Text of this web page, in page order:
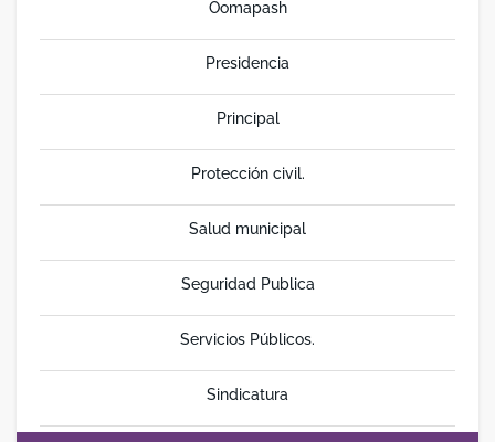
Oomapash
Presidencia
Principal
Protección civil.
Salud municipal
Seguridad Publica
Servicios Públicos.
Sindicatura